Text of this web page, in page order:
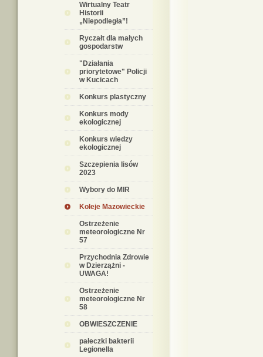
Wirtualny Teatr
Historii
„Niepodległa”!
Ryczałt dla małych
gospodarstw
"Działania
priorytetowe" Policji
w Kucicach
Konkurs plastyczny
Konkurs mody
ekologicznej
Konkurs wiedzy
ekologicznej
Szczepienia lisów
2023
Wybory do MIR
Koleje Mazowieckie
Ostrzeżenie
meteorologiczne Nr
57
Przychodnia Zdrowie
w Dzierzążni -
UWAGA!
Ostrzeżenie
meteorologiczne Nr
58
OBWIESZCZENIE
pałeczki bakterii
Legionella